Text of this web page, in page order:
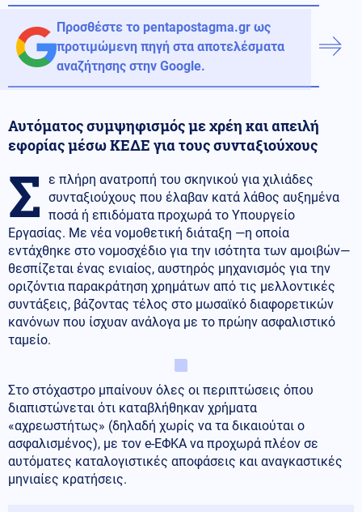
Προσθέστε το pentapostagma.gr ως
προτιμώμενη πηγή στα αποτελέσματα
αναζήτησης στην Google.
Αυτόματος συμψηφισμός με χρέη και απειλή
εφορίας μέσω ΚΕΔΕ για τους συνταξιούχους
Σ ε πλήρη ανατροπή του σκηνικού για χιλιάδες
συνταξιούχους που έλαβαν κατά λάθος αυξημένα
ποσά ή επιδόματα προχωρά το Υπουργείο
Εργασίας. Με νέα νομοθετική διάταξη —η οποία
εντάχθηκε στο νομοσχέδιο για την ισότητα των αμοιβών—
θεσπίζεται ένας ενιαίος, αυστηρός μηχανισμός για την
οριζόντια παρακράτηση χρημάτων από τις μελλοντικές
συντάξεις, βάζοντας τέλος στο μωσαϊκό διαφορετικών
κανόνων που ίσχυαν ανάλογα με το πρώην ασφαλιστικό
ταμείο.
Στο στόχαστρο μπαίνουν όλες οι περιπτώσεις όπου
διαπιστώνεται ότι καταβλήθηκαν χρήματα
«αχρεωστήτως» (δηλαδή χωρίς να τα δικαιούται ο
ασφαλισμένος), με τον e-ΕΦΚΑ να προχωρά πλέον σε
αυτόματες καταλογιστικές αποφάσεις και αναγκαστικές
μηνιαίες κρατήσεις.